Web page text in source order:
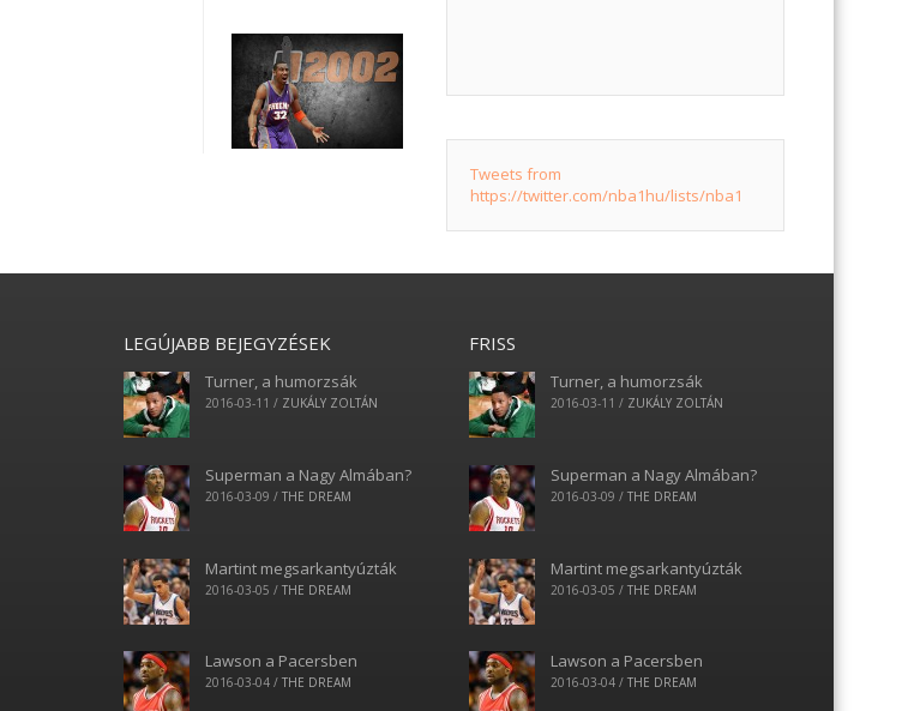
Tweets from
https://twitter.com/nba1hu/lists/nba1
LEGÚJABB BEJEGYZÉSEK
Turner, a humorzsák
2016-03-11 / ZUKÁLY ZOLTÁN
Superman a Nagy Almában?
2016-03-09 / THE DREAM
Martint megsarkantyúzták
2016-03-05 / THE DREAM
Lawson a Pacersben
2016-03-04 / THE DREAM
FRISS
Turner, a humorzsák
2016-03-11 / ZUKÁLY ZOLTÁN
Superman a Nagy Almában?
2016-03-09 /THE DREAM
Martint megsarkantyúzták
2016-03-05 /THE DREAM
Lawson a Pacersben
2016-03-04 /THE DREAM